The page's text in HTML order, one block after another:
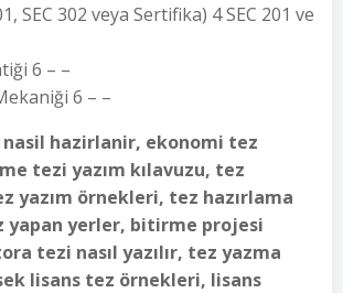
SEC 302 veya Sertifika) 4 SEC 201 ve
6 – –
6 – –
hazirlanir, ekonomi tez
tezi yazım kılavuzu, tez
yazım örnekleri, tez hazırlama
yapan yerler, bitirme projesi
tezi nasıl yazılır, tez yazma
lisans tez örnekleri, lisans